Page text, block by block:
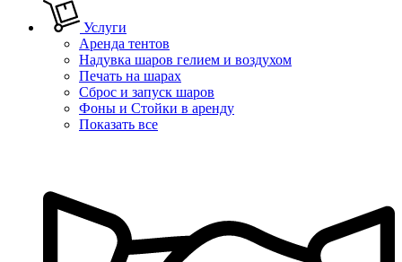
Услуги
Аренда тентов
Надувка шаров гелием и воздухом
Печать на шарах
Сброс и запуск шаров
Фоны и Стойки в аренду
Показать все